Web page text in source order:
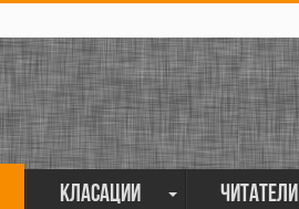
Класации Читатели